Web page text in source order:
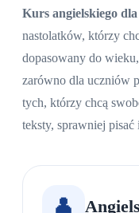
Kurs angielskiego dla
nastolatków, którzy
dopasowany do
zarówno dla uczniów
tych, którzy chcą
teksty, sprawniej
👤